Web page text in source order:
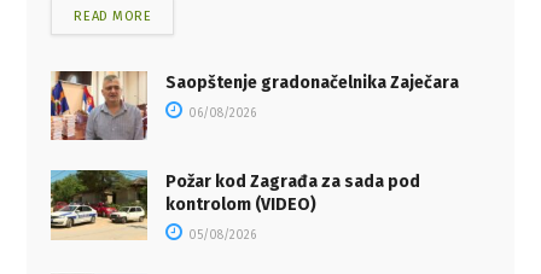
READ MORE
Saopštenje gradonačelnika Zaječara
06/08/2026
Požar kod Zagrađa za sada pod
kontrolom (VIDEO)
05/08/2026